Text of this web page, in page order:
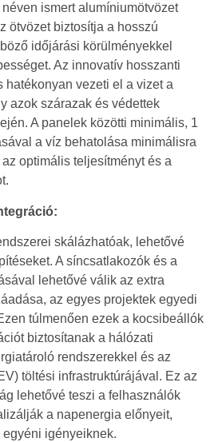
ismert alumíniumötvözet
ötvözet biztosítja a hosszú
időjárási körülményekkel
Az innovatív hosszanti
vezeti el a vizet a
azok szárazak és védettek
A panelek közötti minimális, 1
a víz behatolása minimálisra
optimális teljesítményt és a
skálázhatóak, lehetővé
A síncsatlakozók és a
lehetővé válik az extra
az egyes projektek egyedi
túlmenően ezek a kocsibeállók
biztosítanak a hálózati
rendszerekkel és az
töltési infrastruktúrájával. Ez az
lehetővé teszi a felhasználók
a napenergia előnyeit,
igényeiknek.